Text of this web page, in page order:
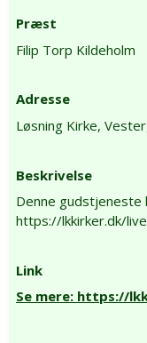
Præst
Filip Torp Kildeholm
Adresse
Løsning Kirke,
Beskrivelse
Denne gudstjeneste
https://lkkirker.dk/
Link
Se mere: https://